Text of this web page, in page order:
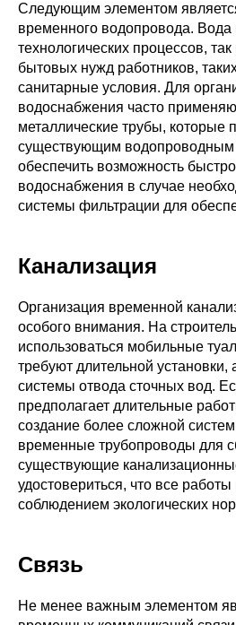
Следующим элементом
временного водопровода. Вода
технологических процессов,
бытовых нужд работников,
санитарные условия. Для
водоснабжения часто
металлические трубы, которые
существующим
обеспечить возможность
водоснабжения в случае
системы фильтрации для
Канализация
Организация временной
особого внимания. На
использоваться мобильные
требуют длительной
системы отвода сточных вод.
предполагает длительные
создание более сложной
временные трубопроводы для
существующие
удостовериться, что все
соблюдением экологических
Связь
Не менее важным элементом